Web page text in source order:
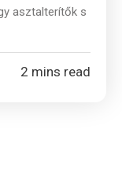
asztalterítők s
2 mins read